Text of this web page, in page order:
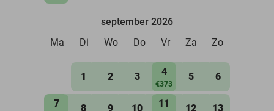
september 2026
Ma
Di Wo Do Vr Za Zo
1 2 3 4
€373
5 6
7 8 9 10 11 12 13